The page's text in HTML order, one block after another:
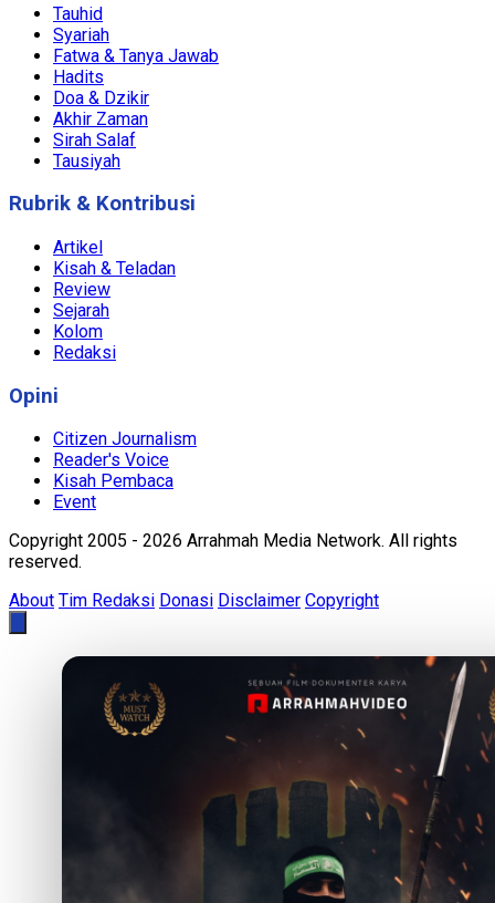
Tauhid
Syariah
Fatwa & Tanya Jawab
Hadits
Doa & Dzikir
Akhir Zaman
Sirah Salaf
Tausiyah
Rubrik & Kontribusi
Artikel
Kisah & Teladan
Review
Sejarah
Kolom
Redaksi
Opini
Citizen Journalism
Reader's Voice
Kisah Pembaca
Event
Copyright 2005 - 2026 Arrahmah Media Network. All rights
reserved.
About Tim Redaksi Donasi Disclaimer Copyright